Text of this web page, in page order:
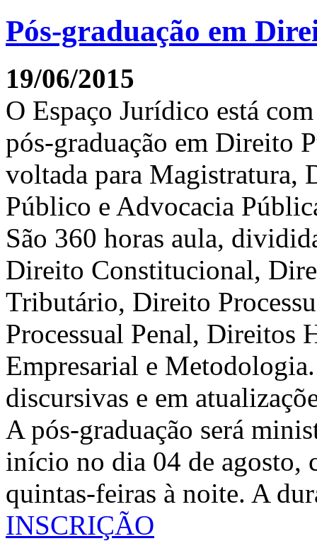
Pós-graduação em
19/06/2015
O Espaço Jurídico está
pós-graduação em Direito
voltada para Magistratura,
Público e Advocacia
São 360 horas aula,
Direito Constitucional,
Tributário, Direito
Processual Penal,
Empresarial e
discursivas e em
A pós-graduação será
início no dia 04 de agosto,
quintas-feiras à noite. A
INSCRIÇÃO